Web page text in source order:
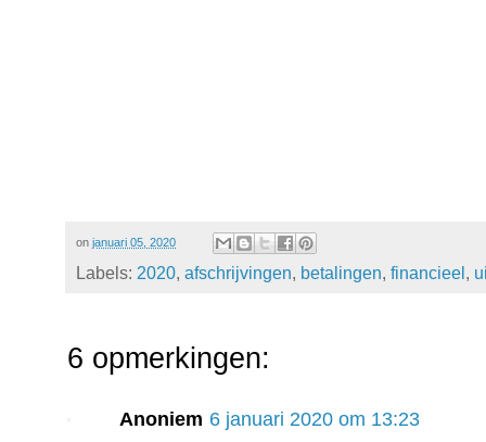
on januari 05, 2020
Labels: 2020, afschrijvingen, betalingen, financieel,
6 opmerkingen:
Anoniem 6 januari 2020 om 13:23